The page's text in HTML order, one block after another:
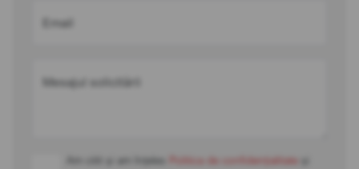
Email
Mesajul solicitării
Am citit și am înțeles Politica de confidențialitate